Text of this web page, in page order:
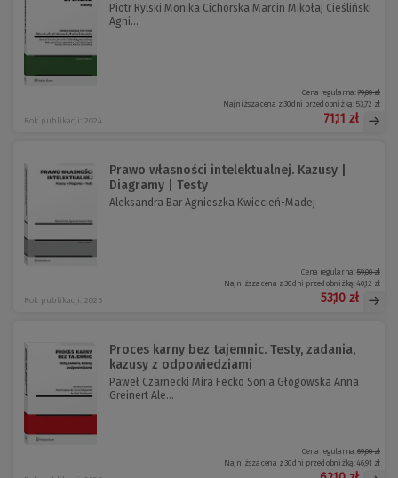
Piotr Rylski Monika Cichorska Marcin Mikołaj Cieśliński
Agni...
Rok publikacji: 2024
Cena regularna:79,00 zł
Najniższa cena z 30 dni przed obniżką: 53,72 zł
71,11 zł
Prawo własności intelektualnej. Kazusy |
Diagramy | Testy
Aleksandra Bar Agnieszka Kwiecień-Madej
Rok publikacji: 2025
Cena regularna:59,00 zł
Najniższa cena z 30 dni przed obniżką:40,12 zł
53,10 zł
Proces karny bez tajemnic. Testy, zadania,
kazusy z odpowiedziami
Paweł Czarnecki Mira Fecko Sonia Głogowska Anna
Greinert Ale...
Cena regularna:69,00 zł
Najniższa cena z 30 dni przed obniżką:46,91 zł